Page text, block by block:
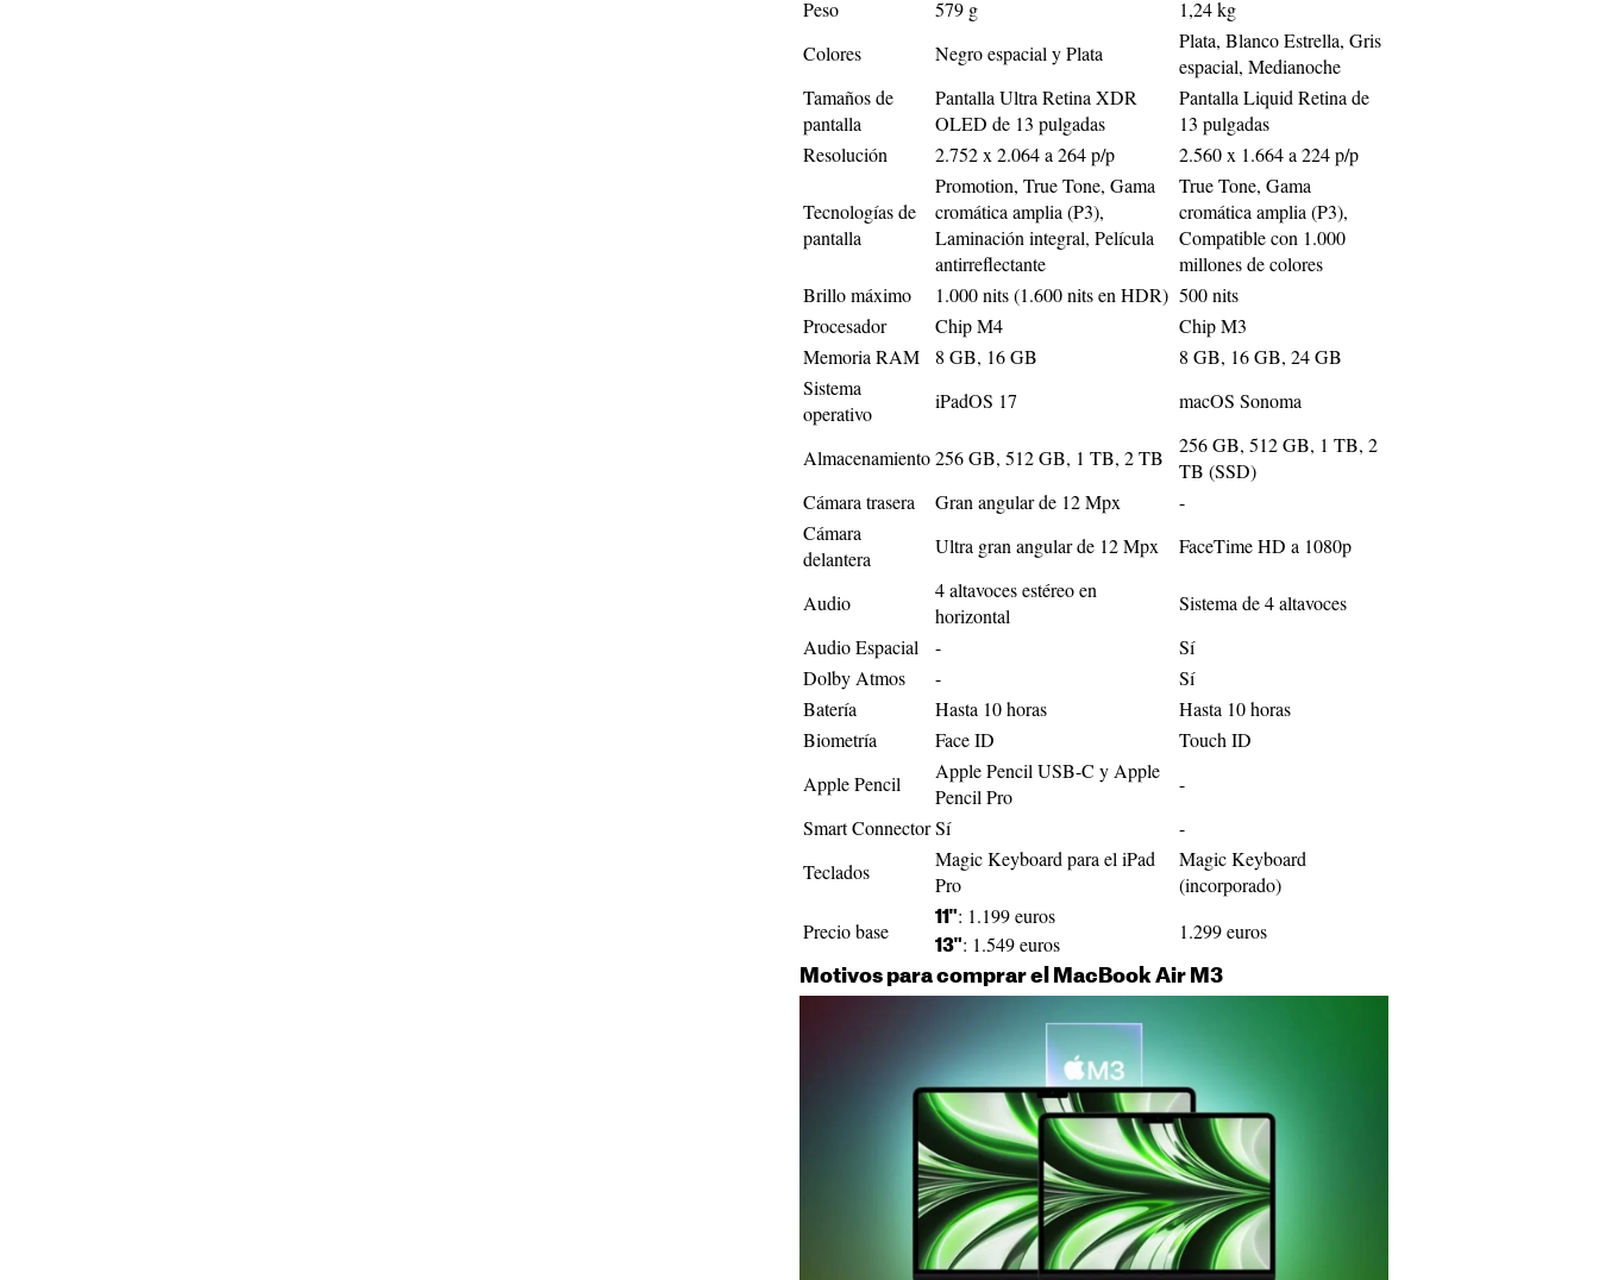
Peso
579 g
1,24 kg
Colores
Negro espacial y Plata
Plata, Blanco Estrella, Gris
espacial, Medianoche
Tamaños de
pantalla
Pantalla Ultra Retina XDR
OLED de 13 pulgadas
Pantalla Liquid Retina de
13 pulgadas
Resolución
2.752 x 2.064 a 264 p/p 2.560 x 1.664 a 224 p/p
Tecnologías de
pantalla
Promotion, True Tone, Gama
cromática amplia (P3),
Laminación integral, Película
antirreflectante
True Tone, Gama
cromática amplia (P3),
Compatible con 1.000
millones de colores
Brillo máximo
1.000 nits (1.600 nits en HDR) 500 nits
Procesador
Chip M4
Chip M3
Memoria RAM
8 GB, 16 GB
8 GB, 16 GB, 24 GB
Sistema
operativo
iPadOS 17 macOS Sonoma
Almacenamiento256 GB, 512 GB, 1 TB, 2 TB
256 GB, 512 GB, 1 TB, 2
TB (SSD)
Cámara trasera
Gran angular de 12 Mpx
-
Cámara
delantera
Ultra gran angular de 12 Mpx FaceTime HD a 1080p
Audio
4 altavoces estéreo en
horizontal
Sistema de 4 altavoces
Audio Espacial
-
Sí
Dolby Atmos
-
Sí
Batería
Hasta 10 horas
Hasta 10 horas
Biometría
Face ID
Touch ID
Apple Pencil
Apple Pencil USB-C y Apple
Pencil Pro
-
Smart ConnectorSí
-
Teclados
Magic Keyboard para el iPad
Pro
Magic Keyboard
(incorporado)
Precio base
11": 1.199 euros
13": 1.549 euros
1.299 euros
Motivos para comprar el MacBook Air M3